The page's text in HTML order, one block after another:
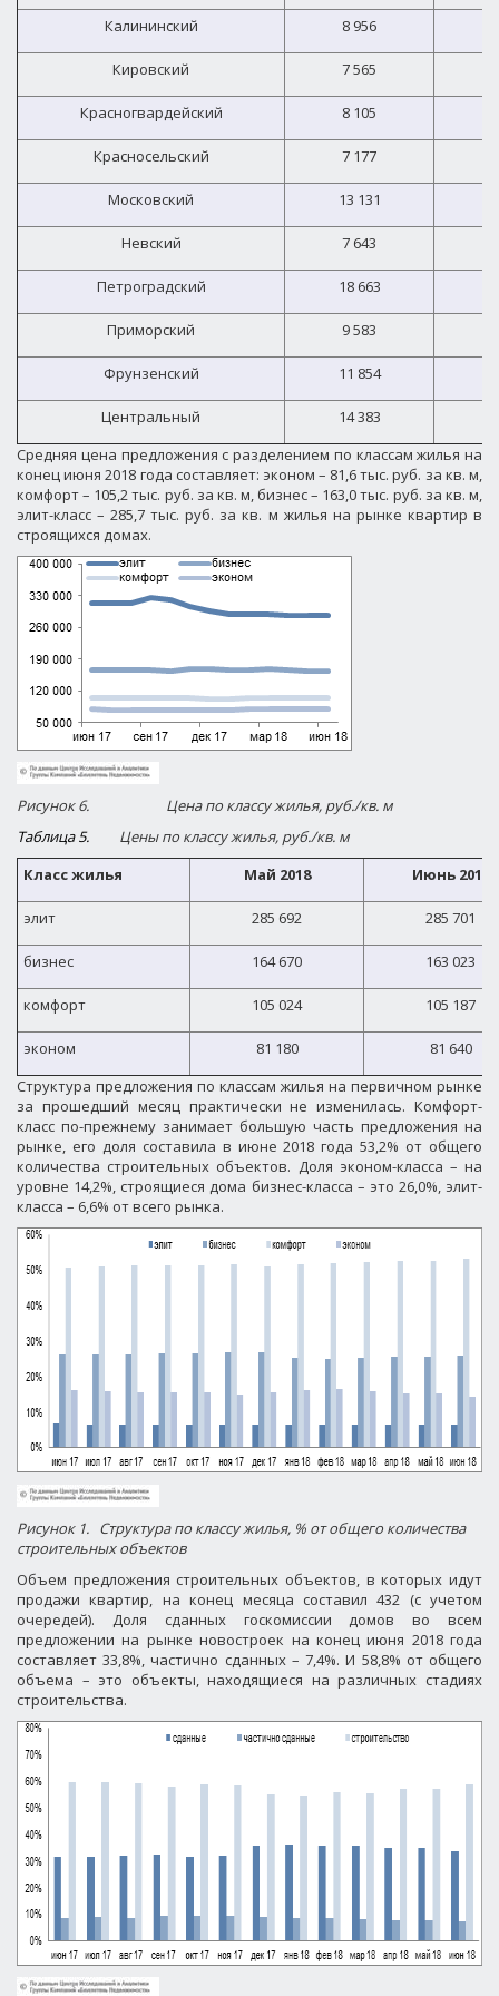
Калининский 8 956
Кировский 7 565
Красногвардейский 8 105
Красносельский 7 177
Московский 13 131
Невский 7 643
Петроградский 18 663
Приморский 9 583
Фрунзенский 11 854
Центральный 14 383
Средняя цена предложения с разделением по классам жилья на
конец июня 2018 года составляет: эконом – 81,6 тыс. руб. за кв. м,
комфорт – 105,2 тыс. руб. за кв. м, бизнес – 163,0 тыс. руб. за кв. м,
элит-класс – 285,7 тыс. руб. за кв. м жилья на рынке квартир в
строящихся домах.
Рисунок 6.
Цена по классу жилья, руб./кв. м
Таблица 5.
Цены по классу жилья, руб./кв. м
Класс жилья
Май 2018 Июнь 2018
элит 285 692 285 701
бизнес 164 670 163 023
комфорт 105 024 105 187
эконом 81 180
81 640
Структура предложения по классам жилья на первичном рынке
за прошедший месяц практически не изменилась. Комфорт-
класс по-прежнему занимает большую часть предложения на
рынке, его доля составила в июне 2018 года 53,2% от общего
количества строительных объектов. Доля эконом-класса – на
уровне 14,2%, строящиеся дома бизнес-класса – это 26,0%, элит-
класса – 6,6% от всего рынка.
Рисунок 1. Структура по классу жилья, % от общего количества
строительных объектов
Объем предложения строительных объектов, в которых идут
продажи квартир, на конец месяца составил 432 (с учетом
очередей). Доля сданных госкомиссии домов во всем
предложении на рынке новостроек на конец июня 2018 года
составляет 33,8%, частично сданных – 7,4%. И 58,8% от общего
объема – это объекты, находящиеся на различных стадиях
строительства.